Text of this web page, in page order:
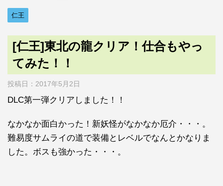
仁王
[仁王]東北の龍クリア！仕合もやっ
てみた！！
投稿日： 2017年5月2日
DLC第一弾クリアしました！！
なかなか面白かった！新妖怪がなかなか厄介・・・。
難易度サムライの道で装備とレベルでなんとかなりま
した。ボスも強かった・・・。